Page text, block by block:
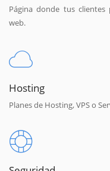
Página donde tus
web.
Hosting
Planes de Hosting, VPS o